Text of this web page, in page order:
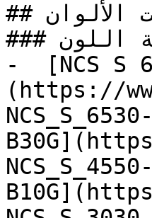
## توافقيات الألوان
### أحادية اللون
-  [NCS S
(https://